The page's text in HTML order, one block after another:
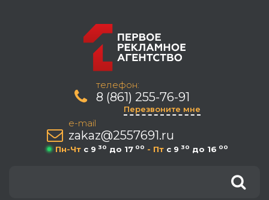
телефон:
8 (861) 255-76-91
Перезвоните мне
e-mail
zakaz@2557691.ru
Пн-Чт c 9 30 до 17 00 - Пт c 9 30 до 16 00